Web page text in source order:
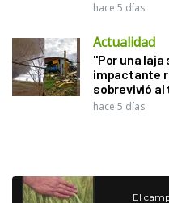
hace 5 días
Actualidad
"Por una laja
impactante
sobrevivió al
hace 5 días
El